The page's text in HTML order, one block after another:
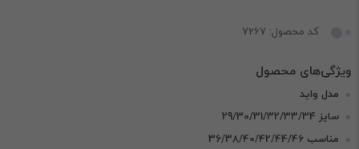
کد محصول: 7267
مدل واید
سایز 29/30/31/32/33/34
مناسب 36/38/40/42/44/46